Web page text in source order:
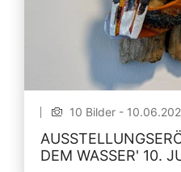
10 Bilder -
DEM WASSER' 10.